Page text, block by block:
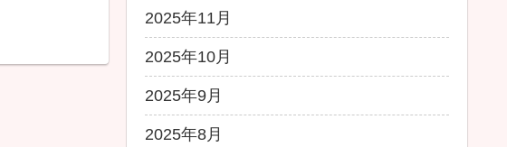
2025年11月
2025年10月
2025年9月
2025年8月